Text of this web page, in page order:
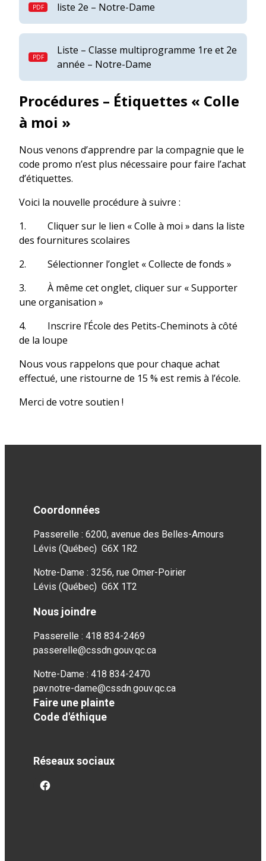
liste 2e – Notre-Dame
Liste – Classe multiprogramme 1re et 2e
année – Notre-Dame
Procédures – Étiquettes « Colle
à moi »
Nous venons d’apprendre par la compagnie que le
code promo n’est plus nécessaire pour faire l’achat
d’étiquettes.
Voici la nouvelle procédure à suivre :
1. Cliquer sur le lien « Colle à moi » dans la liste
des fournitures scolaires
2. Sélectionner l’onglet « Collecte de fonds »
3. À même cet onglet, cliquer sur « Supporter
une organisation »
4. Inscrire l’École des Petits-Cheminots à côté
de la loupe
Nous vous rappelons que pour chaque achat
effectué, une ristourne de 15 % est remis à l’école.
Merci de votre soutien !
Coordonnées
Passerelle : 6200, avenue des Belles-Amours
Lévis (Québec) G6X 1R2
Notre-Dame : 3256, rue Omer-Poirier
Lévis (Québec) G6X 1T2
Nous joindre
Passerelle : 418 834-2469
passerelle@cssdn.gouv.qc.ca
Notre-Dame : 418 834-2470
pav.notre-dame@cssdn.gouv.qc.ca
Faire une plainte
Code d'éthique
Réseaux sociaux
facebook